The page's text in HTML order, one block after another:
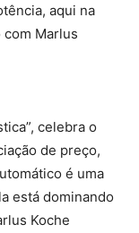
aqui na
Marlus
celebra o
de preço,
é uma
está dominando
Koche